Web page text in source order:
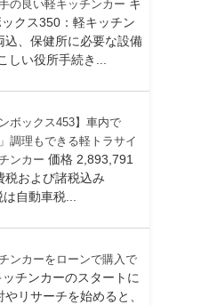
の良い軽キッチンカー キ
ックス350：軽キッチン
込、保健所に必要な設備
しい役所手続き...
ボックス453】車内で
調理もできる軽トラサイ
ンカー 価格 2,893,791
税および諸税込み
自動車税...
ンカーをローンで購入で
ッチンカーのスタートに
リサーチを始めると、